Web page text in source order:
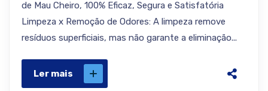
de Mau Cheiro, 100% Eficaz, Segura e Satisfatória
Limpeza x Remoção de Odores: A limpeza remove
resíduos superficiais, mas não garante a eliminação...
Ler mais